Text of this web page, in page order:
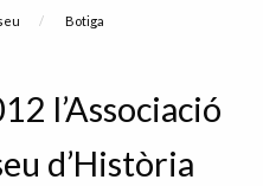
Current:
Botiga
l’Associació
d’Història